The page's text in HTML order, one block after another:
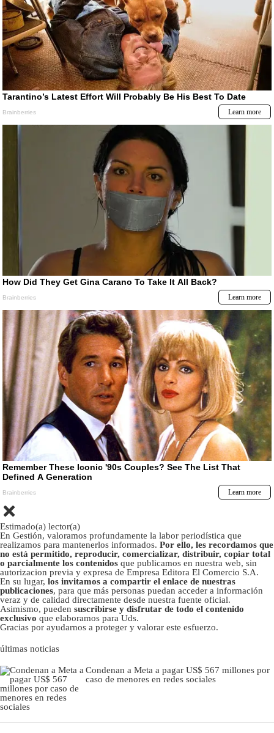
Estimado(a) lector(a)
En Gestión, valoramos profundamente la labor periodística que
realizamos para mantenerlos informados. Por ello, les recordamos que
no está permitido, reproducir, comercializar, distribuir, copiar total
o parcialmente los contenidos que publicamos en nuestra web, sin
autorizacion previa y expresa de Empresa Editora El Comercio S.A.
En su lugar, los invitamos a compartir el enlace de nuestras
publicaciones, para que más personas puedan acceder a información
veraz y de calidad directamente desde nuestra fuente oficial.
Asimismo, pueden suscribirse y disfrutar de todo el contenido
exclusivo que elaboramos para Uds.
Gracias por ayudarnos a proteger y valorar este esfuerzo.
últimas noticias
Condenan a Meta a pagar US$ 567 millones por
caso de menores en redes sociales